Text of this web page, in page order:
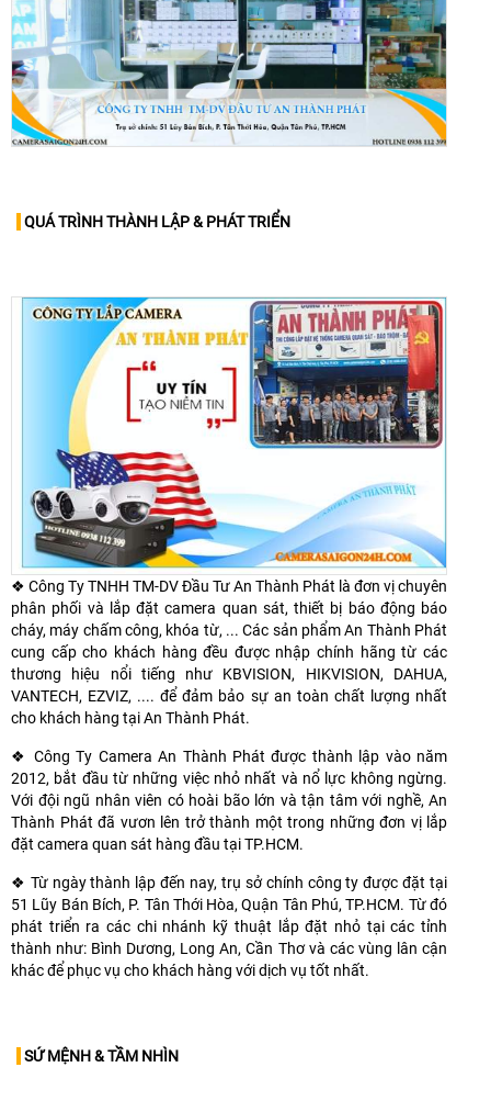
QUÁ TRÌNH THÀNH LẬP & PHÁT TRIỂN
❖ Công Ty TNHH TM-DV Đầu Tư An Thành Phát là đơn vị chuyên
phân phối và lắp đặt camera quan sát, thiết bị báo động báo
cháy, máy chấm công, khóa từ, ... Các sản phẩm An Thành Phát
cung cấp cho khách hàng đều được nhập chính hãng từ các
thương hiệu nổi tiếng như KBVISION, HIKVISION, DAHUA,
VANTECH, EZVIZ, .... để đảm bảo sự an toàn chất lượng nhất
cho khách hàng tại An Thành Phát.
❖ Công Ty Camera An Thành Phát được thành lập vào năm
2012, bắt đầu từ những việc nhỏ nhất và nổ lực không ngừng.
Với đội ngũ nhân viên có hoài bão lớn và tận tâm với nghề, An
Thành Phát đã vươn lên trở thành một trong những đơn vị lắp
đặt camera quan sát hàng đầu tại TP.HCM.
❖ Từ ngày thành lập đến nay, trụ sở chính công ty được đặt tại
51 Lũy Bán Bích, P. Tân Thới Hòa, Quận Tân Phú, TP.HCM. Từ đó
phát triển ra các chi nhánh kỹ thuật lắp đặt nhỏ tại các tỉnh
thành như: Bình Dương, Long An, Cần Thơ và các vùng lân cận
khác để phục vụ cho khách hàng với dịch vụ tốt nhất.
SỨ MỆNH & TẦM NHÌN